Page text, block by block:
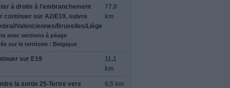
à droite à l'embranchement
continuer sur A2/E19, suivre
/Valenciennes/Bruxelles/Liège
avec sections à péage
sur le territoire : Belgique
77,0
km
sur E19
11,1
km
la sortie 25-Tertre vers
0,5 km